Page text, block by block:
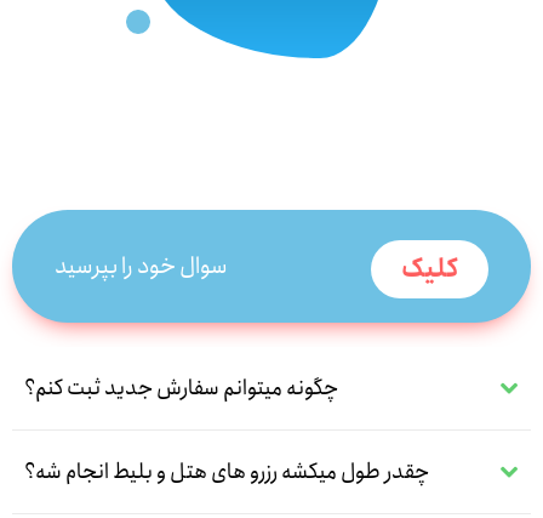
سوال خود را بپرسید کلیک
چگونه میتوانم سفارش جدید ثبت کنم؟
چقدر طول میکشه رزرو های هتل و بلیط انجام شه؟